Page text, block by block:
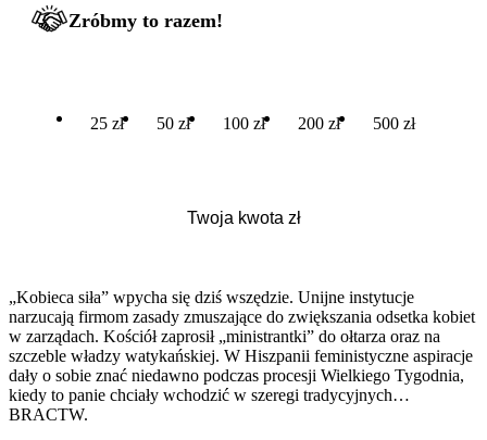
Zróbmy to razem!
25 zł 50 zł 100 zł 200 zł 500 zł
„Kobieca siła” wpycha się dziś wszędzie. Unijne instytucje
narzucają firmom zasady zmuszające do zwiększania odsetka kobiet
w zarządach. Kościół zaprosił „ministrantki” do ołtarza oraz na
szczeble władzy watykańskiej. W Hiszpanii feministyczne aspiracje
dały o sobie znać niedawno podczas procesji Wielkiego Tygodnia,
kiedy to panie chciały wchodzić w szeregi tradycyjnych…
BRACTW.